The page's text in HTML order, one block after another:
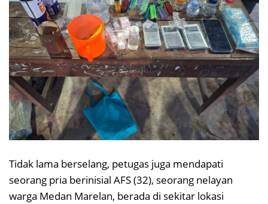
Tidak lama berselang, petugas juga mendapati
seorang pria berinisial AFS (32), seorang nelayan
warga Medan Marelan, berada di sekitar lokasi